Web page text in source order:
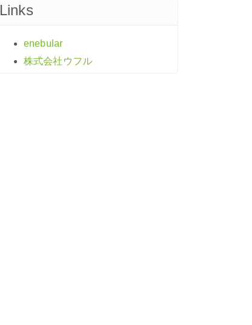
Links
enebular
株式会社ウフル